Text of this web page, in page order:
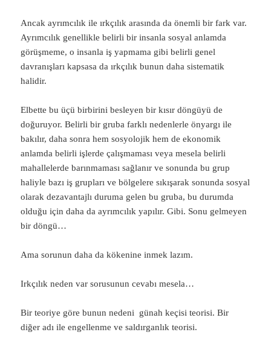
Ancak ayrımcılık ile ırkçılık arasında da önemli bir fark var.
Ayrımcılık genellikle belirli bir insanla sosyal anlamda
görüşmeme, o insanla iş yapmama gibi belirli genel
davranışları kapsasa da ırkçılık bunun daha sistematik
halidir.
Elbette bu üçü birbirini besleyen bir kısır döngüyü de
doğuruyor. Belirli bir gruba farklı nedenlerle önyargı ile
bakılır, daha sonra hem sosyolojik hem de ekonomik
anlamda belirli işlerde çalışmaması veya mesela belirli
mahallelerde barınmaması sağlanır ve sonunda bu grup
haliyle bazı iş grupları ve bölgelere sıkışarak sonunda sosyal
olarak dezavantajlı duruma gelen bu gruba, bu durumda
olduğu için daha da ayrımcılık yapılır. Gibi. Sonu gelmeyen
bir döngü…
Ama sorunun daha da kökenine inmek lazım.
Irkçılık neden var sorusunun cevabı mesela…
Bir teoriye göre bunun nedeni günah keçisi teorisi. Bir
diğer adı ile engellenme ve saldırganlık teorisi.